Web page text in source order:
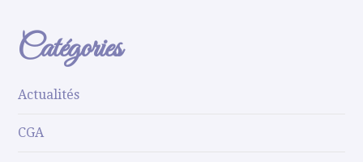
Catégories
Actualités
CGA